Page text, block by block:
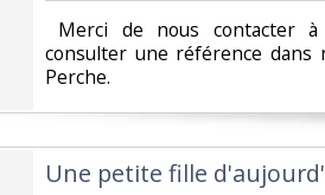
Merci de nous contacter
consulter une référence dans
Perche.‎
‎Une petite fille